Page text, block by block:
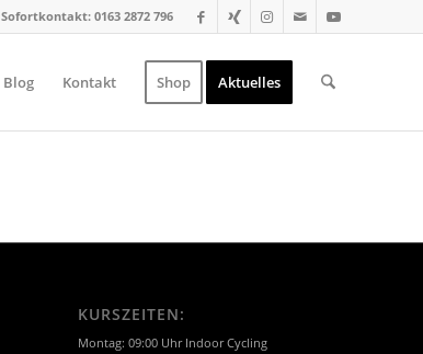
Sofortkontakt: 0163 2872 796
Blog Kontakt Shop Aktuelles
KURSZEITEN:
Montag: 09:00 Uhr Indoor Cycling